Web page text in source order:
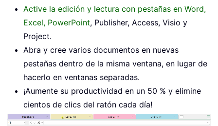
Active la edición y lectura con pestañas en Word,
Excel, PowerPoint, Publisher, Access, Visio y
Project.
Abra y cree varios documentos en nuevas
pestañas dentro de la misma ventana, en lugar de
hacerlo en ventanas separadas.
¡Aumente su productividad en un 50 % y elimine
cientos de clics del ratón cada día!